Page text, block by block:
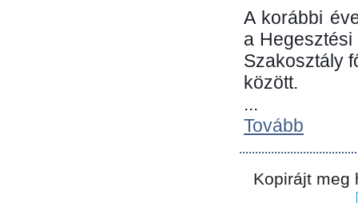
A korábbi
a
Szakosztály
között.
...
Tovább
Kopirájt meg